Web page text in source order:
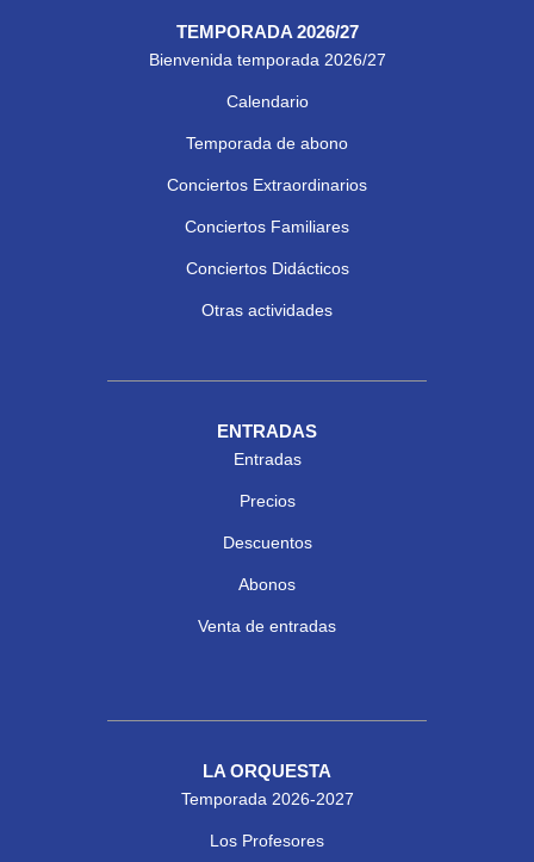
TEMPORADA 2026/27
Bienvenida temporada 2026/27
Calendario
Temporada de abono
Conciertos Extraordinarios
Conciertos Familiares
Conciertos Didácticos
Otras actividades
ENTRADAS
Entradas
Precios
Descuentos
Abonos
Venta de entradas
LA ORQUESTA
Temporada 2026-2027
Los Profesores